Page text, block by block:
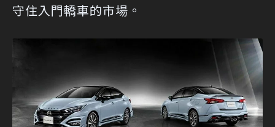
守住入門轎車的市場。